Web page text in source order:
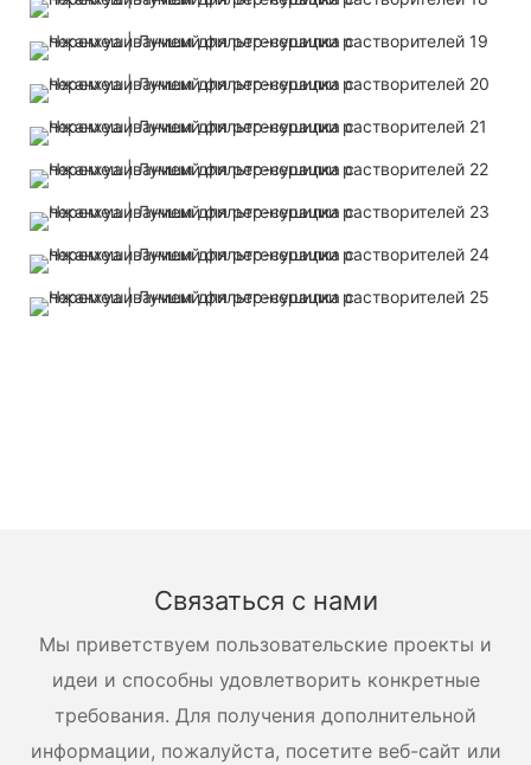
Связаться с нами
Мы приветствуем пользовательские проекты и
идеи и способны удовлетворить конкретные
требования. Для получения дополнительной
информации, пожалуйста, посетите веб-сайт или